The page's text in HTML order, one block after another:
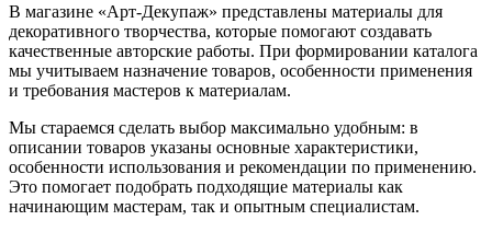
В магазине «Арт-Декупаж» представлены материалы для
декоративного творчества, которые помогают создавать
качественные авторские работы. При формировании каталога
мы учитываем назначение товаров, особенности применения
и требования мастеров к материалам.
Мы стараемся сделать выбор максимально удобным: в
описании товаров указаны основные характеристики,
особенности использования и рекомендации по применению.
Это помогает подобрать подходящие материалы как
начинающим мастерам, так и опытным специалистам.